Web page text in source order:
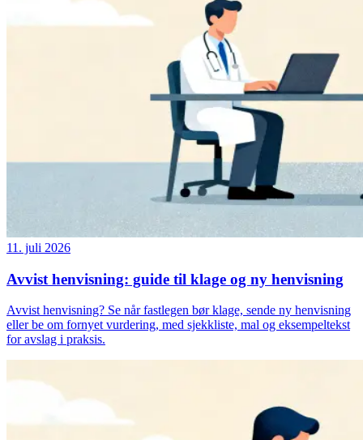
11. juli 2026
Avvist henvisning: guide til klage og ny henvisning
Avvist henvisning? Se når fastlegen bør klage, sende ny henvisning
eller be om fornyet vurdering, med sjekkliste, mal og eksempeltekst
for avslag i praksis.